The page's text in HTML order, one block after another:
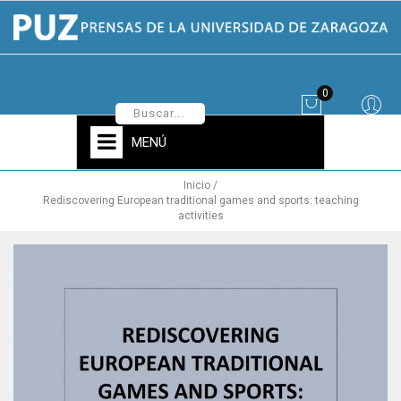
0
MENÚ
Inicio
Rediscovering European traditional games and sports: teaching
activities